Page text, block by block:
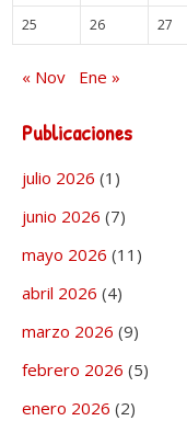
25 26 27
« Nov Ene »
Publicaciones
julio 2026 (1)
junio 2026 (7)
mayo 2026 (11)
abril 2026 (4)
marzo 2026 (9)
febrero 2026 (5)
enero 2026 (2)